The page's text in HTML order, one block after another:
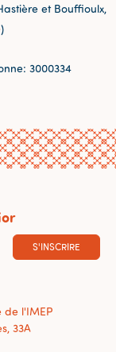
et Bouffioulx,
)
3000334
S'INSCRIRE
de l'IMEP
33A